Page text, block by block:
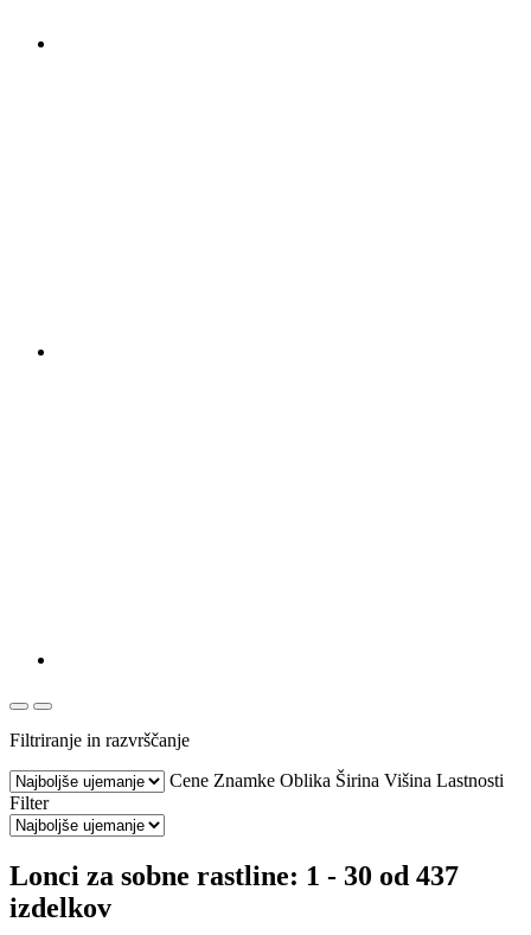
Filtriranje in razvrščanje
Cene Znamke Oblika Širina Višina Lastnosti
Filter
Lonci za sobne rastline: 1 - 30 od 437
izdelkov